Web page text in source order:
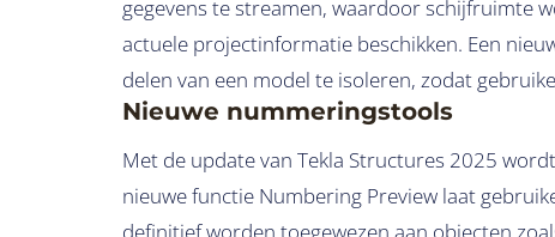
gegevens te streamen, waardoor schijfruimte
actuele projectinformatie beschikken. Een
delen van een model te isoleren, zodat
Nieuwe nummeringstools
Met de update van Tekla Structures 2025
nieuwe functie Numbering Preview laat